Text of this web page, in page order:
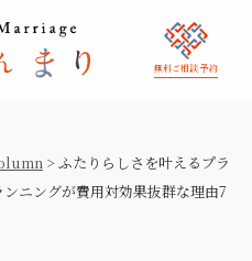
無料ご相談 予約
> ふたりらしさを叶えるプラ
ニングが費用対効果抜群な理由7